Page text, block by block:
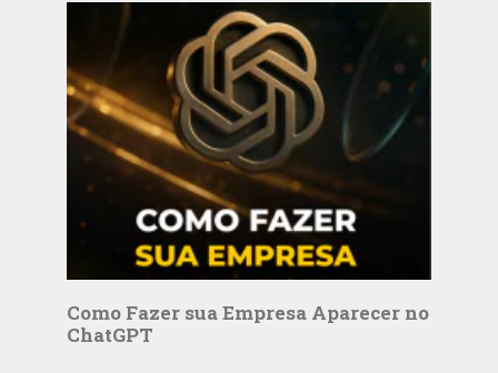
Como Fazer sua Empresa Aparecer no
ChatGPT